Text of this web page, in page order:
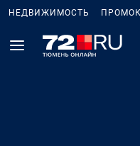
НЕДВИЖИМОСТЬ